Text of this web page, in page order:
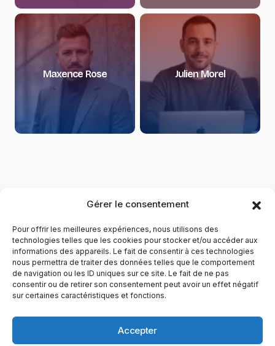
Gérer le consentement
Pour offrir les meilleures expériences, nous utilisons des
technologies telles que les cookies pour stocker et/ou accéder aux
informations des appareils. Le fait de consentir à ces technologies
nous permettra de traiter des données telles que le comportement
de navigation ou les ID uniques sur ce site. Le fait de ne pas
consentir ou de retirer son consentement peut avoir un effet négatif
sur certaines caractéristiques et fonctions.
Accepter
Maxence Rose Julien Morel
YubiGeek est un média français dédié aux nouvelles
technologies, à la culture geek et au numérique. Fondé par
du web, du gaming et de la science, avec une approche